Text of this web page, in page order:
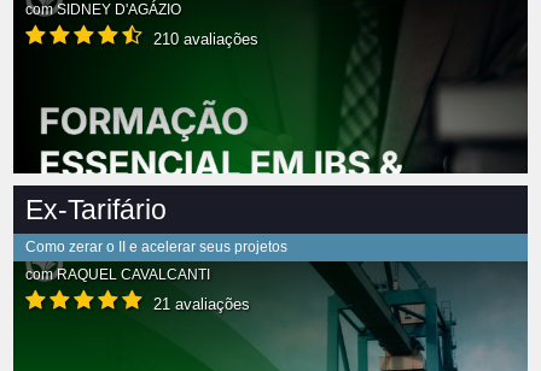
comSIDNEY D'AGÁZIO
210 avaliações
Ex-Tarifário
Como zerar o II e acelerar seus projetos
comRAQUEL CAVALCANTI
21 avaliações